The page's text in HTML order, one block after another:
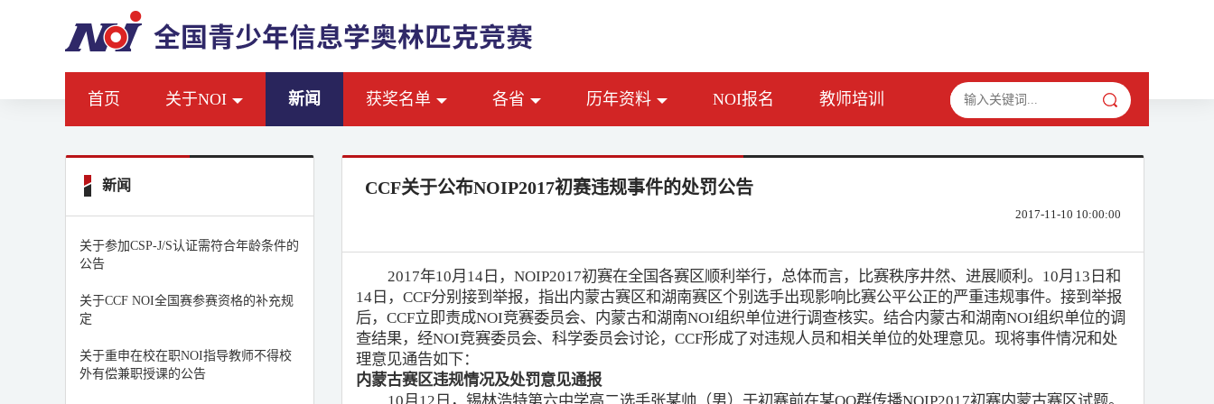
首页 关于NOI 新闻 获奖名单 各省 历年资料 NOI报名 教师培训
新闻
关于参加CSP-J/S认证需符合年龄条件的
公告
关于CCF NOI全国赛参赛资格的补充规
定
关于重申在校在职NOI指导教师不得校
外有偿兼职授课的公告
CCF关于公布NOIP2017初赛违规事件的处罚公告
2017-11-10 10:00:00
2017年10月14日，NOIP2017初赛在全国各赛区顺利举行，总体而言，比赛秩序井然、进展顺利。10月13日和
14日，CCF分别接到举报，指出内蒙古赛区和湖南赛区个别选手出现影响比赛公平公正的严重违规事件。接到举报
后，CCF立即责成NOI竞赛委员会、内蒙古和湖南NOI组织单位进行调查核实。结合内蒙古和湖南NOI组织单位的调
查结果，经NOI竞赛委员会、科学委员会讨论，CCF形成了对违规人员和相关单位的处理意见。现将事件情况和处
理意见通告如下：
内蒙古赛区违规情况及处罚意见通报